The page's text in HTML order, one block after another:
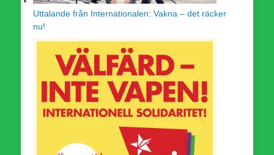
Uttalande från Internationalen: Vakna – det räcker
nu!